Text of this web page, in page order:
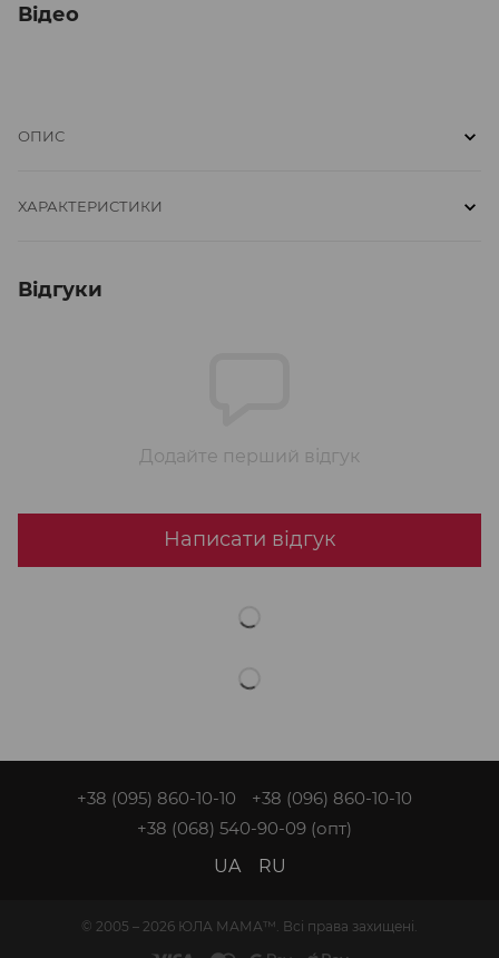
Відео
ОПИС
ХАРАКТЕРИСТИКИ
Відгуки
Додайте перший відгук
Написати відгук
+38 (095) 860-10-10
+38 (096) 860-10-10
+38 (068) 540-90-09 (опт)
© 2005 – 2026 ЮЛА МАМА™. Всі права захищені.
UA RU